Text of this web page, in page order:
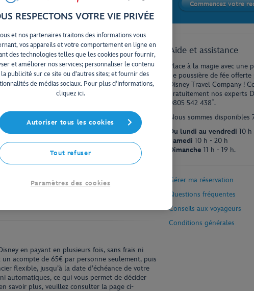
?
réservation ?
avant la date d’échéance indiquée ?
réservation, que j’ai besoin d’une facture de
?
et de débit, notamment Visa, Mastercard et
alternatifs tels que PayPal.
achats avec une carte bleue ou une carte
par virement bancaire iDEAL | Wero.
en payant en plusieurs fois, sans frais ni
un acompte de 65€ par personne seulement, puis
flexible, jusqu’à la date d’échéance de votre
automatiques, ce qui vous permet de décider
savoir plus, veuillez consulter la page ci-
Aide et assistance
Place à la magie avec une
de poussière de fée
Disney Travel Company !
gratuitement nos experts
0805 542 438*.
Nous sommes disponibles
Du lundi au vendredi 10 h
Samedi 10 h - 20 h
Dimanche 11 h - 19 h.
Gérer ma réservation
Questions fréquentes
Conseils aux voyageurs
Conditions générales
RESPECTONS VOTRE VIE PRIVÉE
et nos partenaires traitons des informations vous
vos appareils et votre comportement en ligne en
des technologies telles que les cookies pour fournir,
et améliorer nos services; personnaliser le contenu
publicité sur ce site ou d'autres sites; et fournir des
de médias sociaux. Pour plus d'informations,
cliquez ici.
Paramètres des cookies
Tout refuser
Autoriser tous les cookies